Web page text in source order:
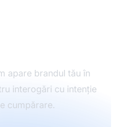
apare brandul tău în
interogări cu intenție
cumpărare.